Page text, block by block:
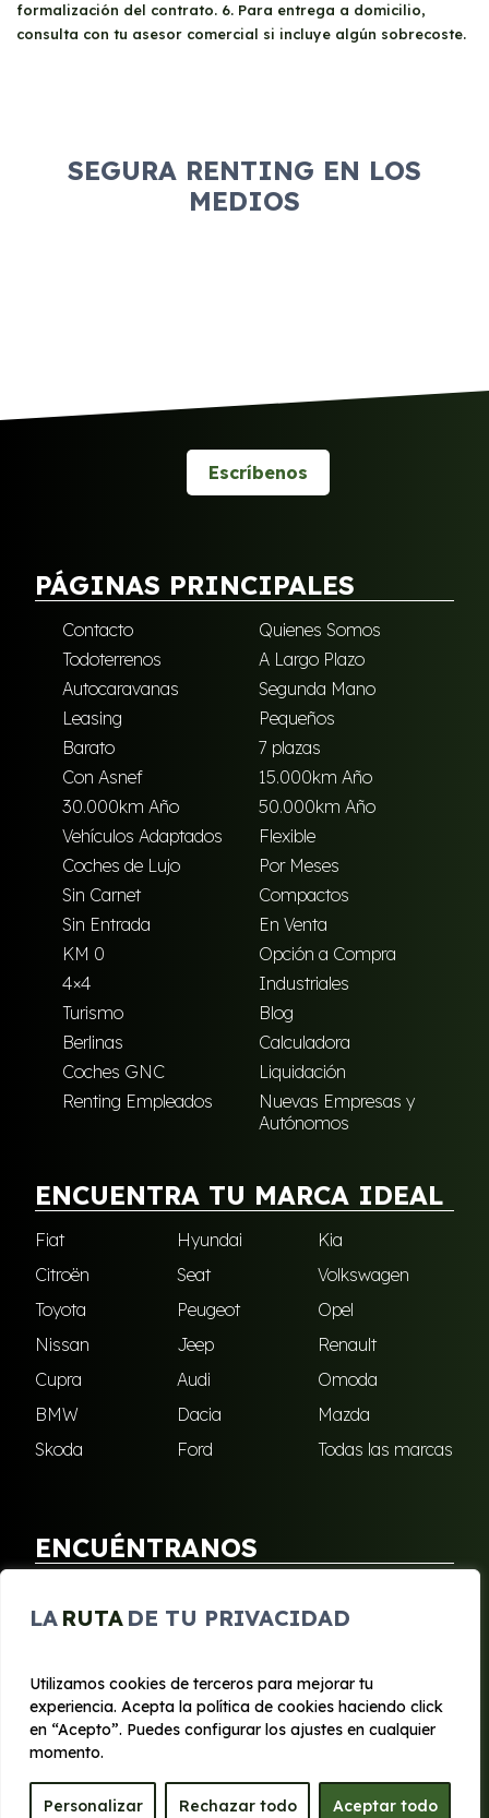
LA RUTA DE TU PRIVACIDAD
Utilizamos cookies de terceros para mejorar tu
experiencia. Acepta la política de cookies haciendo click
en “Acepto”. Puedes configurar los ajustes en cualquier
momento.
Personalizar Rechazar todo Aceptar todo
formalización del contrato. 6. Para entrega a domicilio,
consulta con tu asesor comercial si incluye algún sobrecoste.
SEGURA RENTING EN LOS
MEDIOS
Escríbenos
PÁGINAS PRINCIPALES
Contacto
Quienes Somos
Todoterrenos
A Largo Plazo
Autocaravanas
Segunda Mano
Leasing
Pequeños
Barato
7 plazas
Con Asnef
15.000km Año
30.000km Año
50.000km Año
Vehículos Adaptados
Flexible
Coches de Lujo
Por Meses
Sin Carnet
Compactos
Sin Entrada
En Venta
KM 0
Opción a Compra
4×4
Industriales
Turismo
Blog
Berlinas
Calculadora
Coches GNC
Liquidación
Renting Empleados
Nuevas Empresas y
Autónomos
ENCUENTRA TU MARCA IDEAL
Fiat Hyundai
Kia
Citroën
Seat
Volkswagen
Toyota
Peugeot
Opel
Nissan
Jeep
Renault
Cupra
Audi
Omoda
BMW
Dacia
Mazda
Skoda
Ford Todas las marcas
ENCUÉNTRANOS
Sangonera Verde
Santa Cruz
© 2020 - 2026 Segura Renting
Aviso legal y Privacidad